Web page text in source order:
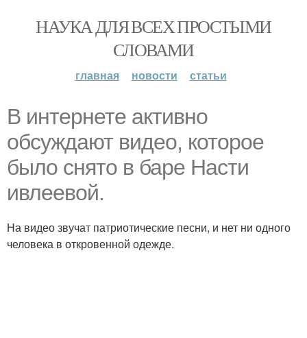
НАУКА ДЛЯ ВСЕХ ПРОСТЫМИ
СЛОВАМИ
главная новости статьи
В интернете активно
обсуждают видео, которое
было снято в баре Насти
ивлеевой.
На видео звучат патриотические песни, и нет ни одного
человека в откровенной одежде.